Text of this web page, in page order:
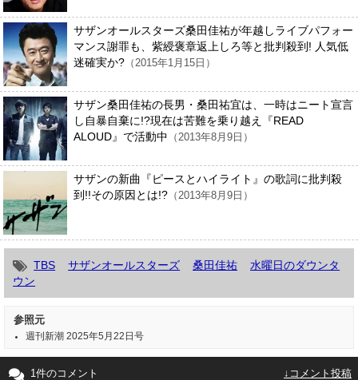
サザンオールスターズ桑田佳祐が年越しライブパフォー
マンス謝罪も、紫綬褒章返上しろ等と批判殺到! 人気低
迷確実か? （2015年1月15日）
サザン桑田佳祐の長男・桑田祐宜は、一時はニート宣言
し自暴自棄に!?現在は苦難を乗り越え『READ
ALOUD』で活動中 （2013年8月9日）
サザンの新曲『ピースとハイライト』の歌詞に批判殺
到!!その原因とは!? （2013年8月9日）
TBS サザンオールスターズ 桑田佳祐
水曜日のダウンタ
ウン
参照元
週刊新潮 2025年5月22日号
1件のコメント ↓コメント投稿